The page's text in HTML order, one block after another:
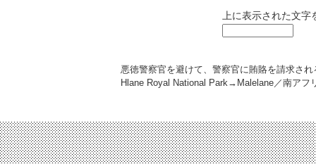
上に表示された文
悪徳警察官を避けて、警察官に賄賂を請求され
Hlane Royal National Park→Malelane／南アフ